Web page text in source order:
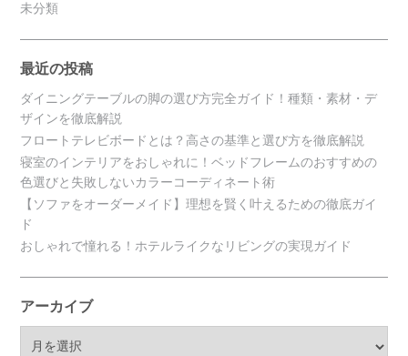
未分類
最近の投稿
ダイニングテーブルの脚の選び方完全ガイド！種類・素材・デ
ザインを徹底解説
フロートテレビボードとは？高さの基準と選び方を徹底解説
寝室のインテリアをおしゃれに！ベッドフレームのおすすめの
色選びと失敗しないカラーコーディネート術
【ソファをオーダーメイド】理想を賢く叶えるための徹底ガイ
ド
おしゃれで憧れる！ホテルライクなリビングの実現ガイド
アーカイブ